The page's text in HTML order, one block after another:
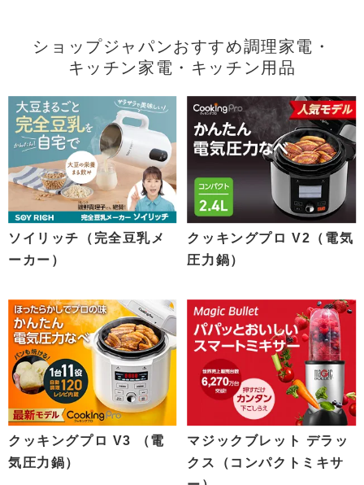
ショップジャパンおすすめ調理家電・
キッチン家電・キッチン用品
ソイリッチ（完全豆乳メ
ーカー）
クッキングプロ V2（電気
圧力鍋）
クッキングプロ V3 （電
気圧力鍋）
マジックブレット デラッ
クス（コンパクトミキサ